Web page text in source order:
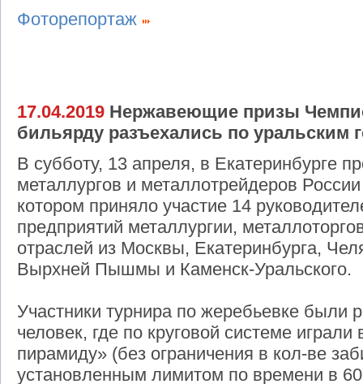
Фоторепортаж
17.04.2019 Нержавеющие призы
бильярду разъехались по уральским
В субботу, 13 апреля, в Екатеринбурге
металлургов и металлотрейдеров
котором приняло участие 14
предприятий металлургии,
отраслей из Москвы, Екатеринбурга,
Вырхней Пышмы и Каменск-Уральского.
Участники турнира по жеребьевке были
человек, где по круговой системе
пирамиду» (без ограничения в кол-ве
установленным лимитом по времени в 60